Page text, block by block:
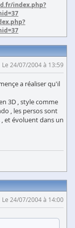
index.php?
Le 24/07/2004 à 13:59
a réaliser qu'il
3D , style comme
, les persos sont
et évoluent dans un
Le 24/07/2004 à 14:00